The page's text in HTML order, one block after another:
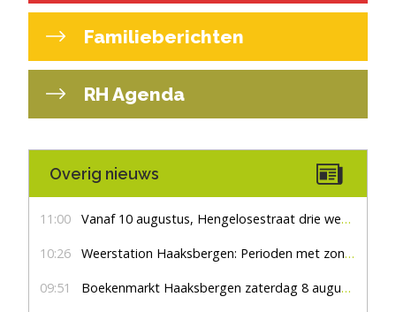
Familieberichten
RH Agenda
Overig nieuws
11:00 Vanaf 10 augustus, Hengelosestraat drie weken dicht voor doorgaand verkeer
10:26 Weerstation Haaksbergen: Perioden met zon en droog
09:51 Boekenmarkt Haaksbergen zaterdag 8 augustus, marktplein Haaksbergen